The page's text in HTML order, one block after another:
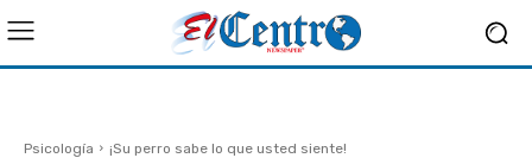
Psicología ¡Su perro sabe lo que usted siente!